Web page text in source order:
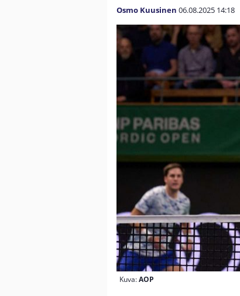
Osmo Kuusinen 06.08.2025 14:18
Kuva:AOP